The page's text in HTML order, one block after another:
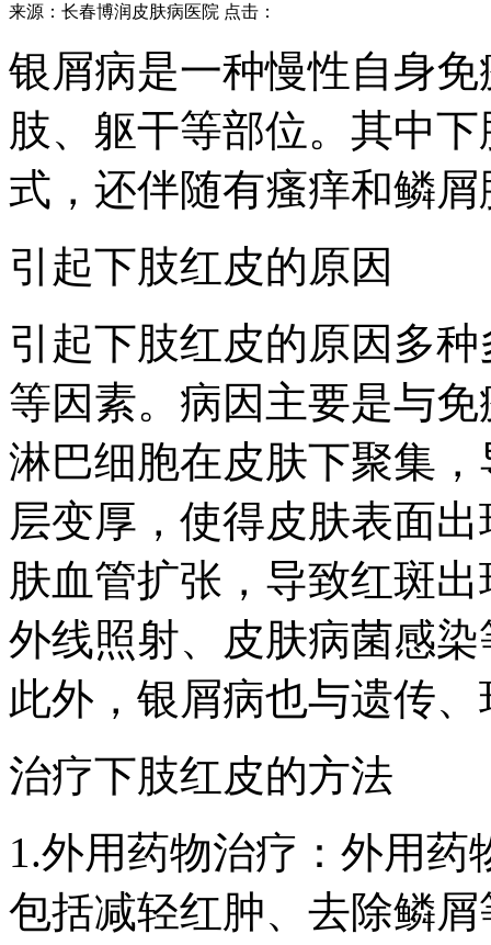
来源：长春博润皮肤病医院 点击：
银屑病是一种慢性自身
肢、躯干等部位。其中
式，还伴随有瘙痒和鳞
引起下肢红皮的原因
引起下肢红皮的原因多
等因素。病因主要是与
淋巴细胞在皮肤下聚集
层变厚，使得皮肤表面
肤血管扩张，导致红斑
外线照射、皮肤病菌感
此外，银屑病也与遗传
治疗下肢红皮的方法
1.外用药物治疗：外用
包括减轻红肿、去除鳞